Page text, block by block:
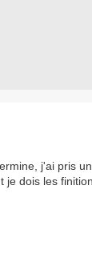
j'ai pris
je dois les